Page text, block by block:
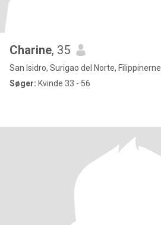
Charine, 35
San Isidro, Surigao del Norte, Filippinerne
Søger: Kvinde 33 - 56